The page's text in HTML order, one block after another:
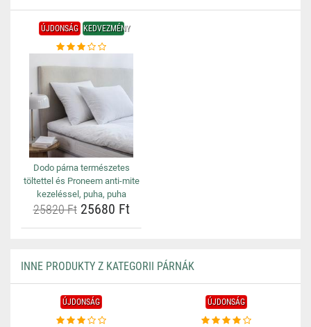
ÚJDONSÁG KEDVEZMÉNY
Dodo párna természetes
töltettel és Proneem anti-mite
kezeléssel, puha, puha
25820 Ft25680 Ft
INNE PRODUKTY Z KATEGORII PÁRNÁK
ÚJDONSÁG ÚJDONSÁG